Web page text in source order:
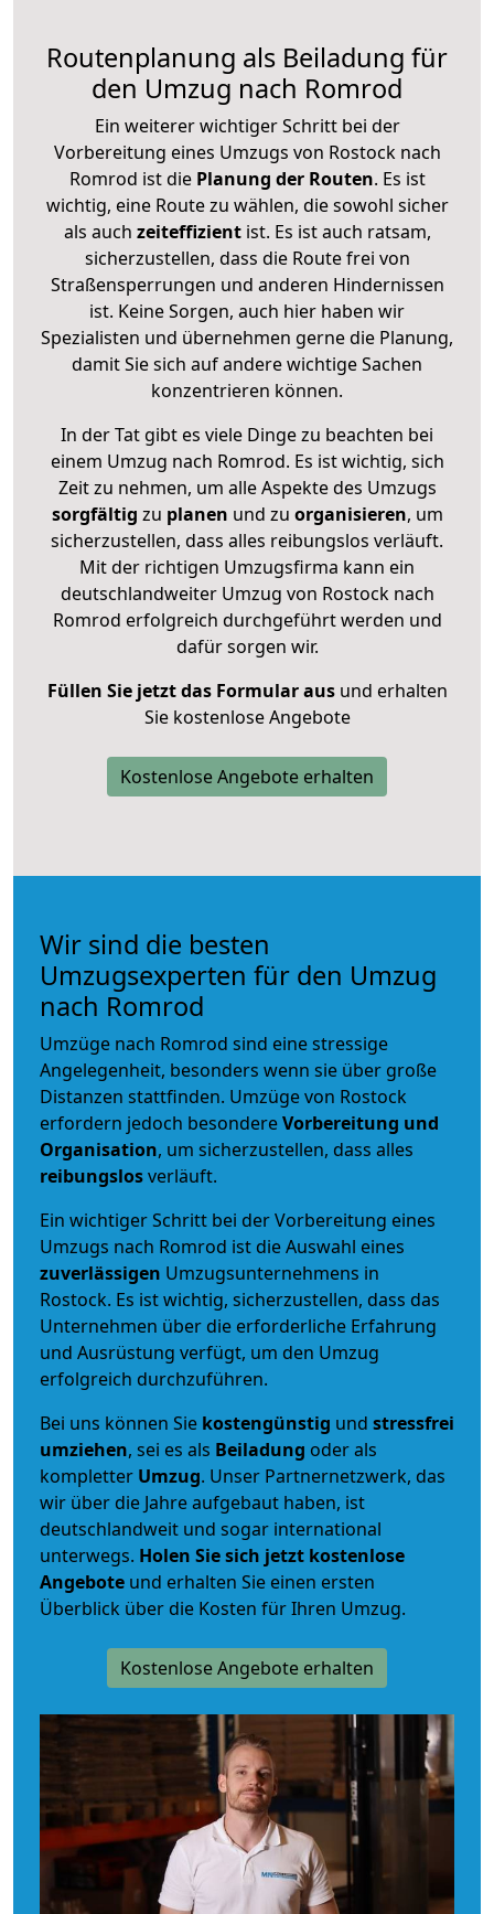
Routenplanung als Beiladung für
den Umzug nach Romrod
Ein weiterer wichtiger Schritt bei der
Vorbereitung eines Umzugs von Rostock nach
Romrod ist diePlanung der Routen. Es ist
wichtig, eine Route zu wählen, die sowohl sicher
als auch zeiteffizientist. Es ist auch ratsam,
sicherzustellen, dass die Route frei von
Straßensperrungen und anderen Hindernissen
ist. Keine Sorgen, auch hier haben wir
Spezialisten und übernehmen gerne die Planung,
damit Sie sich auf andere wichtige Sachen
konzentrieren können.
In der Tat gibt es viele Dinge zu beachten bei
einem Umzug nach Romrod. Es ist wichtig, sich
Zeit zu nehmen, um alle Aspekte des Umzugs
sorgfältig zu planen und zu organisieren, um
sicherzustellen, dass alles reibungslos verläuft.
Mit der richtigen Umzugsfirma kann ein
deutschlandweiter Umzug von Rostock nach
Romrod erfolgreich durchgeführt werden und
dafür sorgen wir.
Füllen Sie jetzt das Formular ausund erhalten
Sie kostenlose Angebote
Kostenlose Angebote erhalten
Wir sind die besten
Umzugsexperten für den Umzug
nach Romrod
Umzüge nach Romrod sind eine stressige
Angelegenheit, besonders wenn sie über große
Distanzen stattfinden. Umzüge von Rostock
erfordern jedoch besondereVorbereitung und
Organisation, um sicherzustellen, dass alles
reibungslosverläuft.
Ein wichtiger Schritt bei der Vorbereitung eines
Umzugs nach Romrod ist die Auswahl eines
zuverlässigen Umzugsunternehmens in
Rostock. Es ist wichtig, sicherzustellen, dass das
Unternehmen über die erforderliche Erfahrung
und Ausrüstung verfügt, um den Umzug
erfolgreich durchzuführen.
Bei uns können Sie kostengünstig und stressfrei
umziehen, sei es als Beiladung oder als
kompletter Umzug. Unser Partnernetzwerk, das
wir über die Jahre aufgebaut haben, ist
deutschlandweit und sogar international
unterwegs. Holen Sie sich jetzt kostenlose
Angebote und erhalten Sie einen ersten
Überblick über die Kosten für Ihren Umzug.
Kostenlose Angebote erhalten